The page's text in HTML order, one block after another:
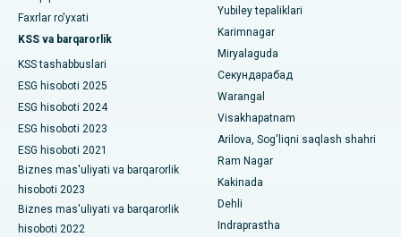
GS Road, Guwahati shahridagi eng yaxshi kasalxona
Hyderguda, Haydaroboddagi eng yaxshi shifoxona
Vijay Nagar, Indoredagi eng yaxshi shifoxona
Suryaraopeta Main Road, Kakinadadagi eng yaxshi kasalxona
Kalkutta shahridagi Kanal aylanma yo'lidagi eng yaxshi
shifoxona
CBD Belapur, Navi Mumbaydagi eng yaxshi shifoxona
Peritoneal dializ
Buyrak biopsiyasi
Paratiroidektomiya
Seramika bilan umumiy tizzani almashtirish
ERCP
Faxrlar ro'yxati
KSS va barqarorlik
KSS tashabbuslari
ESG hisoboti 2025
ESG hisoboti 2024
ESG hisoboti 2023
ESG hisoboti 2021
Biznes mas'uliyati va barqarorlik
hisoboti 2023
Biznes mas'uliyati va barqarorlik
hisoboti 2022
Yubiley tepaliklari
Karimnagar
Miryalaguda
Секундарабад
Warangal
Visakhapatnam
Arilova, Sog'liqni saqlash shahri
Ram Nagar
Kakinada
Dehli
Indraprastha